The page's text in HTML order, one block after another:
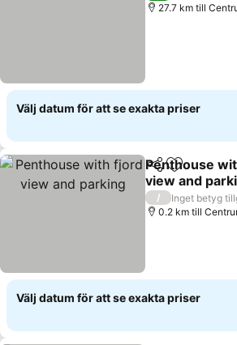
27.7 km till
Välj datum för att se exakta priser
Dela Lägg till i
Penthouse
view and
/
Inget betyg
0.2 km till
Välj datum för att se exakta priser